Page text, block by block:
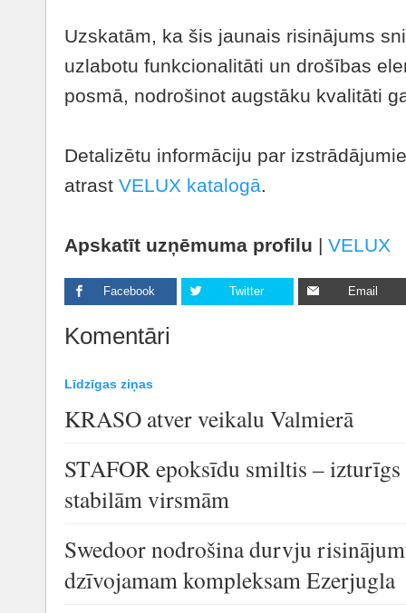
Uzskatām, ka šis jaunais risinājums
uzlabotu funkcionalitāti un drošības
posmā, nodrošinot augstāku kvalitāti
Detalizētu informāciju par
atrast VELUX katalogā.
Apskatīt uzņēmuma profilu | VELUX
Facebook Twitter Email
Komentāri
Līdzīgas ziņas
KRASO atver veikalu Valmierā
STAFOR epoksīdu smiltis –
stabilām virsmām
Swedoor nodrošina durvju
dzīvojamam kompleksam Ezerjugla